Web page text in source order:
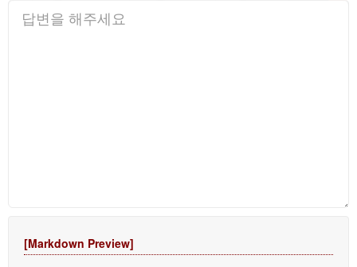
[Markdown Preview]